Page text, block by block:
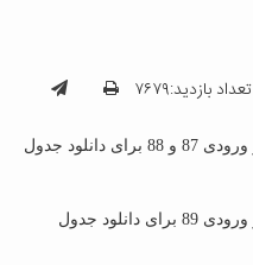
تعداد بازدید:۷۶۷۹
دانشجویان محترم رشته علوم کامپیوتر ورودی 87 و 88 برای دانلود جدول
دانشجویان محترم رشته علوم کامپیوتر ورودی 89 برای دانلود جدول